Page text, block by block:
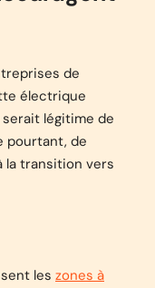
de
électrique
légitime de
pourtant, de
la transition vers
les zones à